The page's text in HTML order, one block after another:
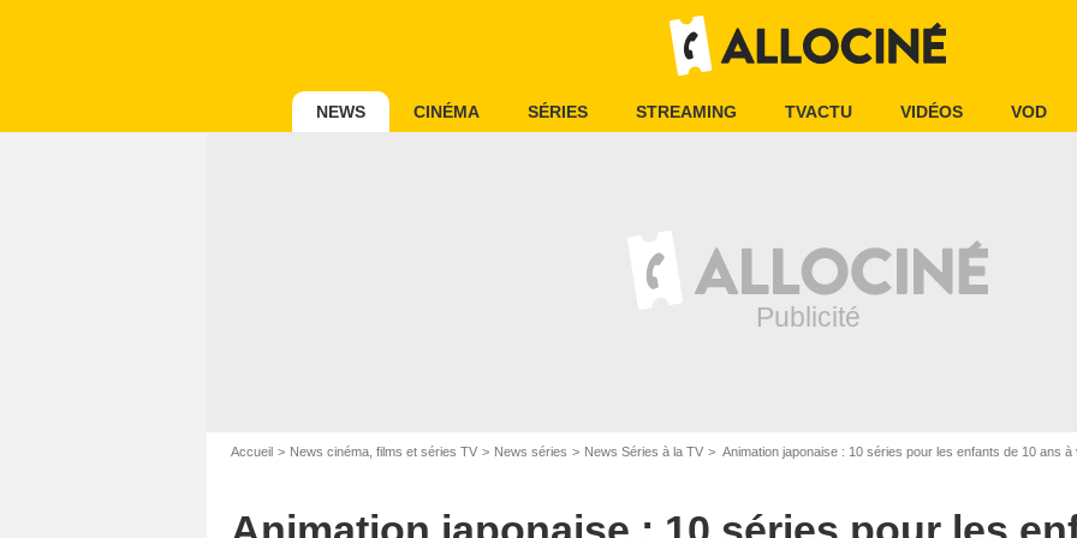
NEWS CINÉMA SÉRIES STREAMING TVACTU VIDÉOS VOD
Accueil News cinéma, films et séries TV News séries News Séries à la TV Animation japonaise : 10 séries pour les enfants de 10 ans